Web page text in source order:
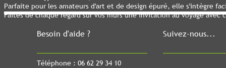
Besoin d'aide ?
Téléphone : 06 62 29 34 10
Suivez-nous...
Parfaite pour les amateurs d'art et de design épuré, elle s'intègre
Faites de chaque regard sur vos murs une invitation au voyage